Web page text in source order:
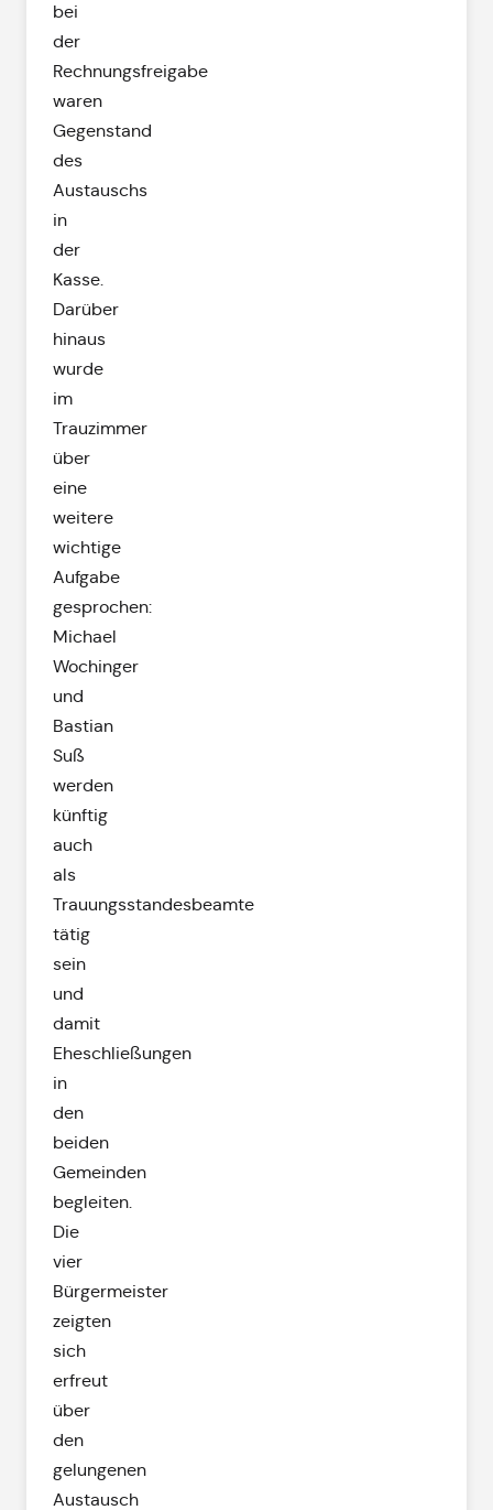
bei
der
Rechnungsfreigabe
waren
Gegenstand
des
Austauschs
in
der
Kasse.
Darüber
hinaus
wurde
im
Trauzimmer
über
eine
weitere
wichtige
Aufgabe
gesprochen:
Michael
Wochinger
und
Bastian
Suß
werden
künftig
auch
als
Trauungsstandesbeamte
tätig
sein
und
damit
Eheschließungen
in
den
beiden
Gemeinden
begleiten.
Die
vier
Bürgermeister
zeigten
sich
erfreut
über
den
gelungenen
Austausch